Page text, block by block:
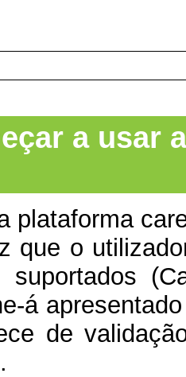
a usar
plataforma
que o
suportados
á
de